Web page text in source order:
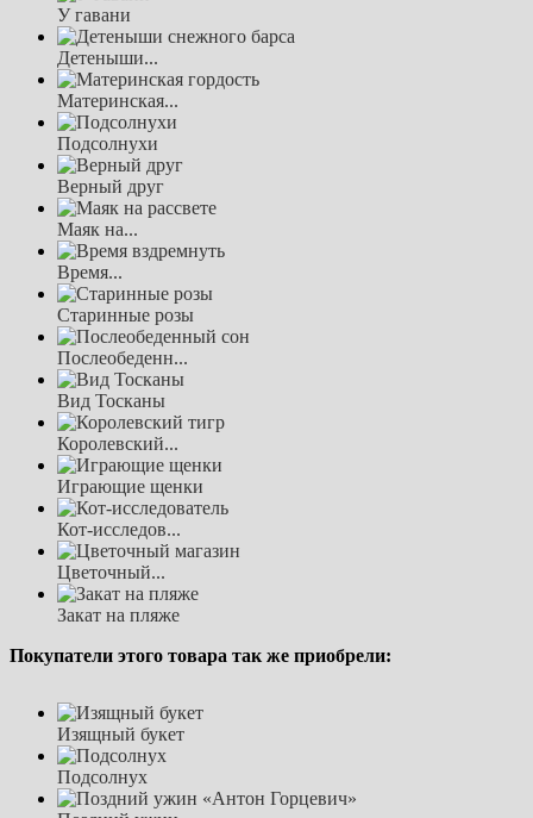
У гавани
Детеныши...
Материнская...
Подсолнухи
Верный друг
Маяк на...
Время...
Старинные розы
Послеобеденн...
Вид Тосканы
Королевский...
Играющие щенки
Кот-исследов...
Цветочный...
Закат на пляже
Покупатели этого товара так же приобрели:
Изящный букет
Подсолнух